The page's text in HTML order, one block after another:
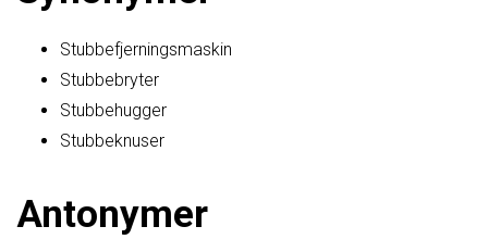
Stubbefjerningsmaskin
Stubbebryter
Stubbehugger
Stubbeknuser
Antonymer